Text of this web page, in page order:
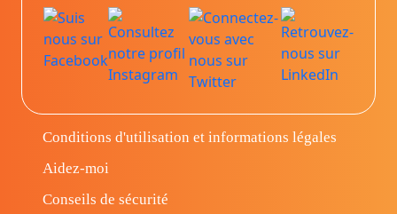
Conditions d'utilisation et informations légales
Aidez-moi
Conseils de sécurité